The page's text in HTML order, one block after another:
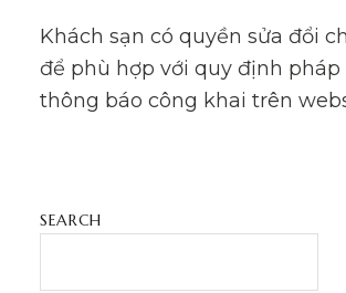
Khách sạn có quyền sửa đổi
để phù hợp với quy định pháp
thông báo công khai trên
SEARCH